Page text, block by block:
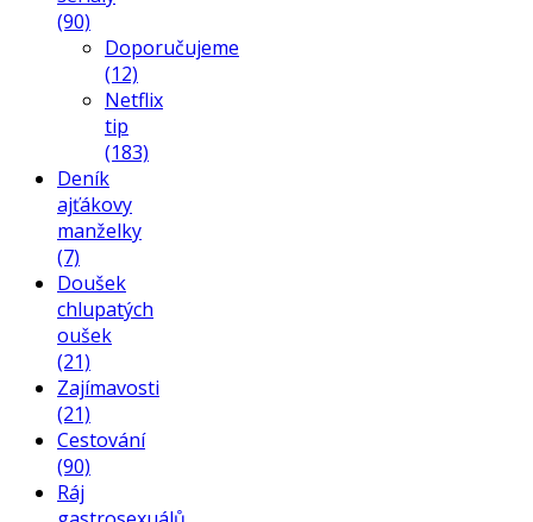
(90)
Doporučujeme
(12)
Netflix
tip
(183)
Deník
ajťákovy
manželky
(7)
Doušek
chlupatých
oušek
(21)
Zajímavosti
(21)
Cestování
(90)
Ráj